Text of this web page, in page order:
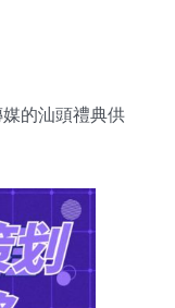
的汕頭禮典供